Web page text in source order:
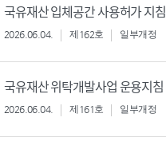
국유재산 입체공간 사용허가 지침
2026.06.04. 제162호 일부개정
국유재산 위탁개발사업 운용지침
2026.06.04. 제161호 일부개정